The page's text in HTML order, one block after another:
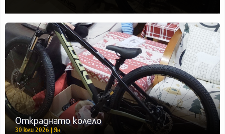
Откраднато колело
30 юли 2026 | Ян